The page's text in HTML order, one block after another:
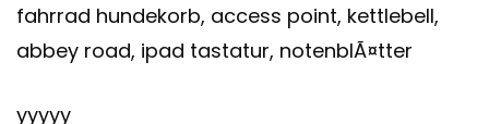
fahrrad hundekorb, access point, kettlebell,
abbey road, ipad tastatur, notenblÃ¤tter
yyyyy